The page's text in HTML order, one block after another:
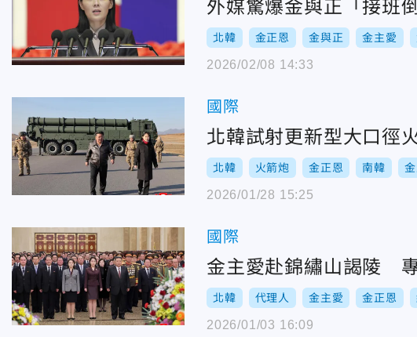
外媒驚爆金與正「接班
北韓 金正恩 金與正 金主愛
2026/02/08 14:33
國際
北韓試射更新型大口徑
北韓 火箭炮 金正恩 南韓
2026/01/28 15:25
國際
金主愛赴錦繡山謁陵
北韓 代理人 金主愛 金正恩
2026/01/03 16:09